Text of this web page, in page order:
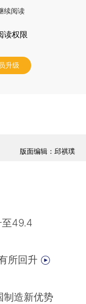
续阅读
读权限
升级
版面编辑：邱祺璞
至49.4
所回升
制造新优势